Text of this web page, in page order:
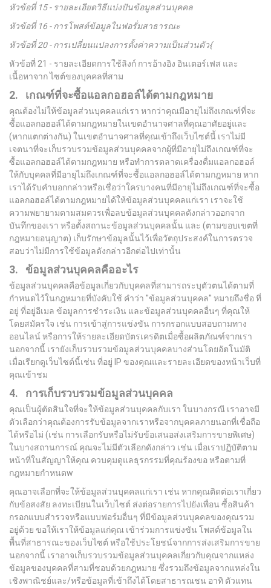
หัวข้อที่ 15 - รายละเอียดวิธีแบ่งปันข้อมูลส่วนบุคคล
หัวข้อที่ 16 - การโพสต์ข้อมูลในฟอรั่มสาธารณะ
หัวข้อที่ 20 -การเปลี่ยนแปลงการตั้งค่าความเป็นส่วนตัว{
หัวข้อที่ 21 - รายละเอียดการใช้ลิงก์ การอ้างอิง อินเตอร์เฟส และ
เนื้อหาจาก ไซต์ของบุคคลที่สาม
2. เกณฑ์ที่จะซื้อแอลกอฮอล์ได้ตามกฎหมาย
คุณต้องไม่ให้ข้อมูลส่วนบุคคลแก่เรา หากว่าคุณมีอายุไม่ถึงเกณฑ์ที่จะ
ซื้อแอลกอฮอล์ได้ตามกฎหมายในเขตอำนาจศาลที่คุณอาศัยอยู่และ
(หากแตกต่างกัน) ในเขตอำนาจศาลที่คุณเข้าถึงเว็บไซต์นี้ เราไม่มี
เจตนาที่จะเก็บรวบรวมข้อมูลส่วนบุคคลจากผู้ที่มีอายุไม่ถึงเกณฑ์ที่จะ
ซื้อแอลกอฮอล์ได้ตามกฎหมาย หรือทำการตลาดเครื่องดื่มแอลกอฮอล์
ให้กับบุคคลที่มีอายุไม่ถึงเกณฑ์ที่จะซื้อแอลกอฮอล์ได้ตามกฎหมาย หาก
เราได้รับคำบอกกล่าวหรือเชื่อว่าใครบางคนที่มีอายุไม่ถึงเกณฑ์ที่จะซื้อ
แอลกอฮอล์ได้ตามกฎหมายได้ให้ข้อมูลส่วนบุคคลแก่เรา เราจะใช้
ความพยายามตามสมควรเพื่อลบข้อมูลส่วนบุคคลดังกล่าวออกจาก
บันทึกของเรา หรือตั้งสถานะข้อมูลส่วนบุคคลนั้น และ (ตามขอบเขตที่
กฎหมายอนุญาต) เก็บรักษาข้อมูลนั้นไว้เพื่อวัตถุประสงค์ในการตรวจ
สอบว่าไม่มีการใช้ข้อมูลดังกล่าวอีกต่อไปเท่านั้น
3. ข้อมูลส่วนบุคคลคืออะไร
ข้อมูลส่วนบุคคลคือข้อมูลเกี่ยวกับบุคคลที่สามารถระบุตัวตนได้ตามที่
กำหนดไว้ในกฎหมายที่บังคับใช้ คำว่า ''ข้อมูลส่วนบุคคล'' หมายถึงชื่อ ที่
อยู่ ที่อยู่อีเมล ข้อมูลการชำระเงิน และข้อมูลส่วนบุคคลอื่นๆ ที่คุณให้
โดยสมัครใจ เช่น การเข้าสู่การแข่งขัน การกรอกแบบสอบถามทาง
ออนไลน์ หรือการให้รายละเอียดบัตรเครดิตเมื่อซื้อผลิตภัณฑ์จากเรา
นอกจากนี้ เรายังเก็บรวบรวมข้อมูลส่วนบุคคลบางส่วนโดยอัตโนมัติ
เมื่อเรียกดูเว็บไซต์นี้เช่น ที่อยู่ IP ของคุณและรายละเอียดของหน้าเว็บที่
คุณเข้าชม
4. การเก็บรวบรวมข้อมูลส่วนบุคคล
คุณเป็นผู้ตัดสินใจที่จะให้ข้อมูลส่วนบุคคลกับเรา ในบางกรณี เราอาจมี
ตัวเลือกว่าคุณต้องการรับข้อมูลจากเราหรือจากบุคคลภายนอกที่เชื่อถือ
ได้หรือไม่ (เช่น การเลือกรับหรือไม่รับข้อเสนอส่งเสริมการขายพิเศษ)
ในบางสถานการณ์ คุณจะไม่มีตัวเลือกดังกล่าว เช่น เมื่อเราปฏิบัติตาม
หน้าที่ในสัญญาให้คุณ ควบคุมดูแลธุรกรรมที่คุณร้องขอ หรือตามที่
กฎหมายกำหนดw
คุณอาจเลือกที่จะให้ข้อมูลส่วนบุคคลแก่เรา เช่น หากคุณติดต่อเราเกี่ยว
กับข้อสงสัย ลงทะเบียนในเว็บไซต์ ส่งต่อรายการไปยังเพื่อน ซื้อสินค้า
กรอกแบบสำรวจหรือแบบฟอร์มอื่นๆ ที่มีข้อมูลส่วนบุคคลของคุณรวม
อยู่ด้วย ขอให้เราให้ข้อมูลแก่คุณ เข้าร่วมการแข่งขัน โพสต์ข้อมูลใน
พื้นที่สาธารณะของเว็บไซต์ หรือใช้ประโยชน์จากการส่งเสริมการขาย
นอกจากนี้ เราอาจเก็บรวบรวมข้อมูลส่วนบุคคลเกี่ยวกับคุณจากแหล่ง
ข้อมูลของบุคคลที่สามที่ชอบด้วยกฎหมาย ซึ่งรวมถึงข้อมูลจากแหล่งใน
เชิงพาณิชย์และ/หรือข้อมูลที่เข้าถึงได้โดยสาธารณชน อาทิ ตัวแทน